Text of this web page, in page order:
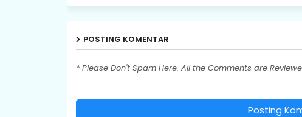
POSTING KOMENTAR
* Please Don't Spam Here. All the Comments are
Posting